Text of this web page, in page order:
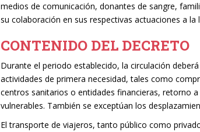
medios de comunicación, donantes de sangre,
su colaboración en sus respectivas actuaciones a
CONTENIDO DEL DECRETO
Durante el periodo establecido, la circulación
actividades de primera necesidad, tales como
centros sanitarios o entidades financieras, retorno
vulnerables. También se exceptúan los
El transporte de viajeros, tanto público como